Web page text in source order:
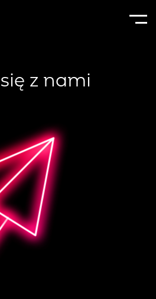
z nami